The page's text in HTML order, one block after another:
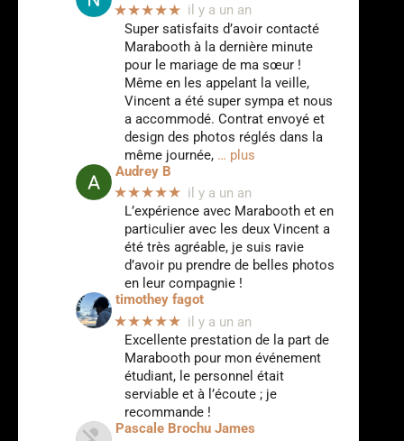
★★★★★ il y a un an
Super satisfaits d’avoir contacté
Marabooth à la dernière minute
pour le mariage de ma sœur !
Même en les appelant la veille,
Vincent a été super sympa et nous
a accommodé. Contrat envoyé et
design des photos réglés dans la
même journée, … plus
Audrey B
★★★★★ il y a un an
L’expérience avec Marabooth et en
particulier avec les deux Vincent a
été très agréable, je suis ravie
d’avoir pu prendre de belles photos
en leur compagnie !
timothey fagot
★★★★★ il y a un an
Excellente prestation de la part de
Marabooth pour mon événement
étudiant, le personnel était
serviable et à l’écoute ; je
recommande !
Pascale Brochu James